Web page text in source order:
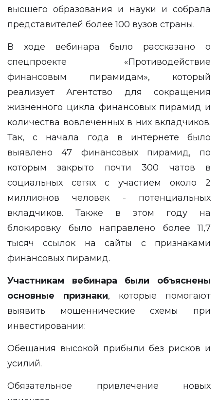
высшего образования и науки и собрала
представителей более 100 вузов страны.
В ходе вебинара было рассказано о
спецпроекте «Противодействие
финансовым пирамидам», который
реализует Агентство для сокращения
жизненного цикла финансовых пирамид и
количества вовлеченных в них вкладчиков.
Так, с начала года в интернете было
выявлено 47 финансовых пирамид, по
которым закрыто почти 300 чатов в
социальных сетях с участием около 2
миллионов человек - потенциальных
вкладчиков. Также в этом году на
блокировку было направлено более 11,7
тысяч ссылок на сайты с признаками
финансовых пирамид.
Участникам вебинара были объяснены
основные признаки, которые помогают
выявить мошеннические схемы при
инвестировании:
Обещания высокой прибыли без рисков и
усилий.
Обязательное привлечение новых